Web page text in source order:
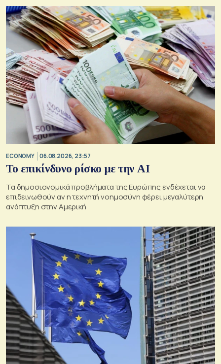
ECONOMY 06.08.2026, 23:57
Το επικίνδυνο ρίσκο με την ΑΙ
Τα δημοσιονομικά προβλήματα της Ευρώπης ενδέχεται να
επιδεινωθούν αν η τεχνητή νοημοσύνη φέρει μεγαλύτερη
ανάπτυξη στην Αμερική